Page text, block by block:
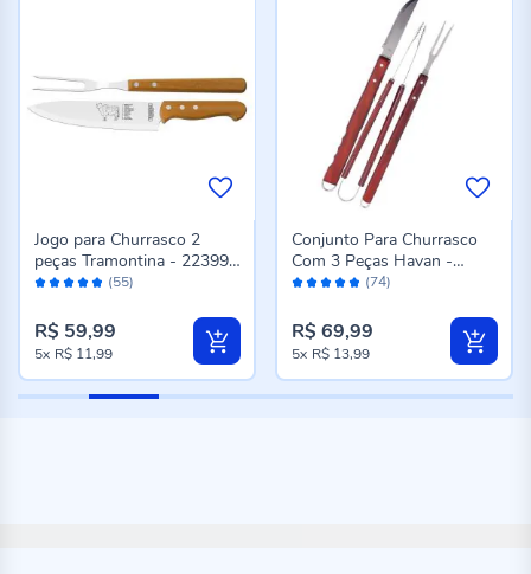
Avaliação: (55)
Jogo para Churrasco 2
peças Tramontina - 22399
074
R$ 59,99
5x R$ 11,99
Avaliação: (74)
Conjunto Para Churrasco
Com 3 Peças Havan -
ST00326
R$ 69,99
5x R$ 13,99